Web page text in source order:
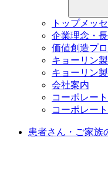
トップメッ
企業理念・
価値創造プ
キョーリン
キョーリン
会社案内
コーポレー
コーポレー
患者さん・ご家族